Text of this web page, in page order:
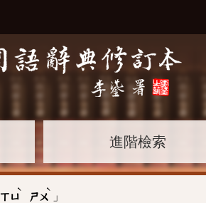
進階檢索
ㄒㄩ
ˋ
ㄕㄨ
ˋ
」